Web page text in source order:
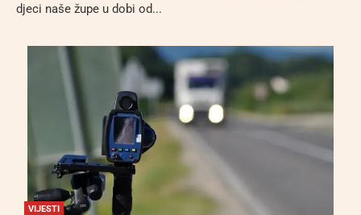
djeci naše župe u dobi od...
VIJESTI